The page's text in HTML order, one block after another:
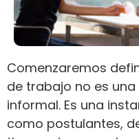
Comenzaremos
de trabajo no es
informal. Es una
como postulantes,